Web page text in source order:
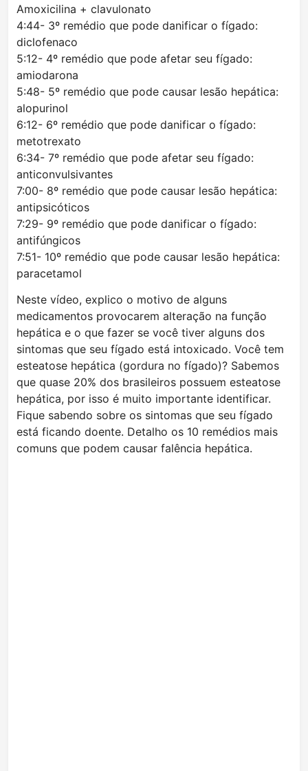
Amoxicilina + clavulonato
4:44- 3º remédio que pode danificar o fígado:
diclofenaco
5:12- 4º remédio que pode afetar seu fígado:
amiodarona
5:48- 5º remédio que pode causar lesão hepática:
alopurinol
6:12- 6º remédio que pode danificar o fígado:
metotrexato
6:34- 7º remédio que pode afetar seu fígado:
anticonvulsivantes
7:00- 8º remédio que pode causar lesão hepática:
antipsicóticos
7:29- 9º remédio que pode danificar o fígado:
antifúngicos
7:51- 10º remédio que pode causar lesão hepática:
paracetamol
Neste vídeo, explico o motivo de alguns
medicamentos provocarem alteração na função
hepática e o que fazer se você tiver alguns dos
sintomas que seu fígado está intoxicado. Você tem
esteatose hepática (gordura no fígado)? Sabemos
que quase 20% dos brasileiros possuem esteatose
hepática, por isso é muito importante identificar.
Fique sabendo sobre os sintomas que seu fígado
está ficando doente. Detalho os 10 remédios mais
comuns que podem causar falência hepática.